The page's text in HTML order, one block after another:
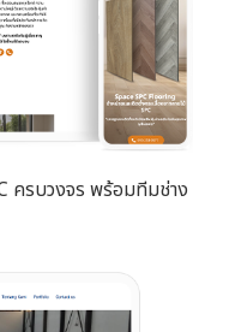
ครบวงจร พร้อมทีมช่าง